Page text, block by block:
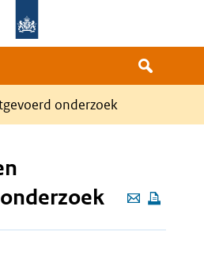
onderzoek
Deze
pagina